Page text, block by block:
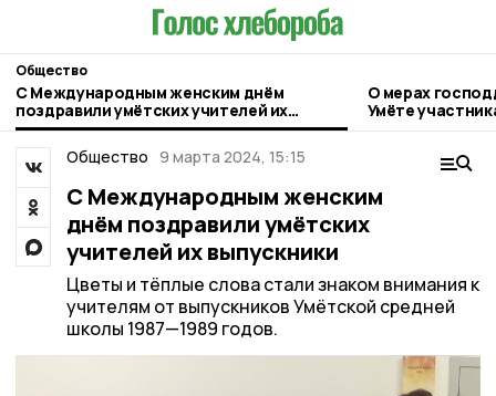
Общество
С Международным женским днём
поздравили умëтских учителей их
выпускники
О мерах
Умёте
Общество 9 марта 2024, 15:15
С Международным женским
днём поздравили умëтских
учителей их выпускники
Цветы и тёплые слова стали знаком внимания к
учителям от выпускников Умëтской средней
школы 1987—1989 годов.